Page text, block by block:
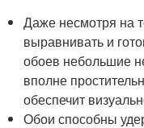
Даже несмотря на
выравнивать и
обоев небольшие
вполне
обеспечит
Обои способны